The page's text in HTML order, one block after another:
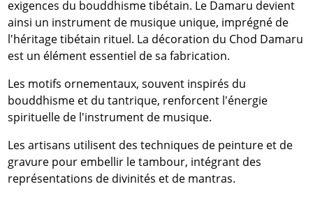
exigences du bouddhisme tibétain. Le Damaru devient
ainsi un instrument de musique unique, imprégné de
l'héritage tibétain rituel. La décoration du Chod Damaru
est un élément essentiel de sa fabrication.
Les motifs ornementaux, souvent inspirés du
bouddhisme et du tantrique, renforcent l'énergie
spirituelle de l'instrument de musique.
Les artisans utilisent des techniques de peinture et de
gravure pour embellir le tambour, intégrant des
représentations de divinités et de mantras.